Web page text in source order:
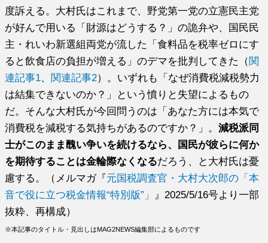
度訴える。大村氏はこれまで、野党第一党の立憲民主党
が好んで用いる「財源はどうする？」の詭弁や、国民民
主・れいわ新選組両党が流した「食料品を税率ゼロにす
ると飲食店の負担が増える」のデマを批判してきた（関
連記事1、 関連記事2）。いずれも「なぜ消費税減税勢力
は結集できないのか？」という憤りと失望によるもの
だ。そんな大村氏が今回問うのは「あなた方には本気で
消費税を減税する気持ちがあるのですか？」。減税派同
士がこのまま醜い争いを続けるなら、国民が彼らに何か
を期待することは金輪際なくなるだろう、と大村氏は憂
慮する。（メルマガ『元国税調査官・大村大次郎の「本
音で役に立つ税金情報“特別版”」
』2025/5/16号より一部
抜粋、再構成）
※本記事のタイトル・見出しはMAG2NEWS編集部によるものです